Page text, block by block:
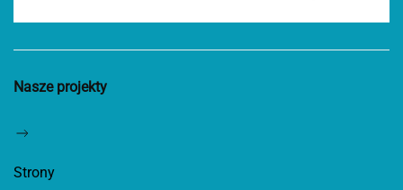
Nasze projekty
Strony